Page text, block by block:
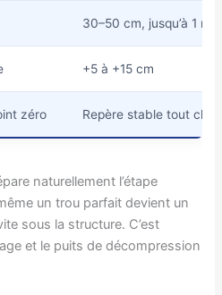
30–50 cm, jusqu’à 1 m
+5 à +15 cm
zéro Repère stable tout
naturellement l’étape
un trou parfait devient un
sous la structure. C’est
et le puits de décompression